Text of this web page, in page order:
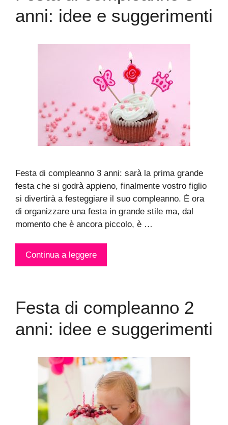
anni: idee e suggerimenti
Festa di compleanno 3 anni: sarà la prima grande
festa che si godrà appieno, finalmente vostro figlio
si divertirà a festeggiare il suo compleanno. È ora
di organizzare una festa in grande stile ma, dal
momento che è ancora piccolo, è …
Continua a leggere
Festa di compleanno 2
anni: idee e suggerimenti